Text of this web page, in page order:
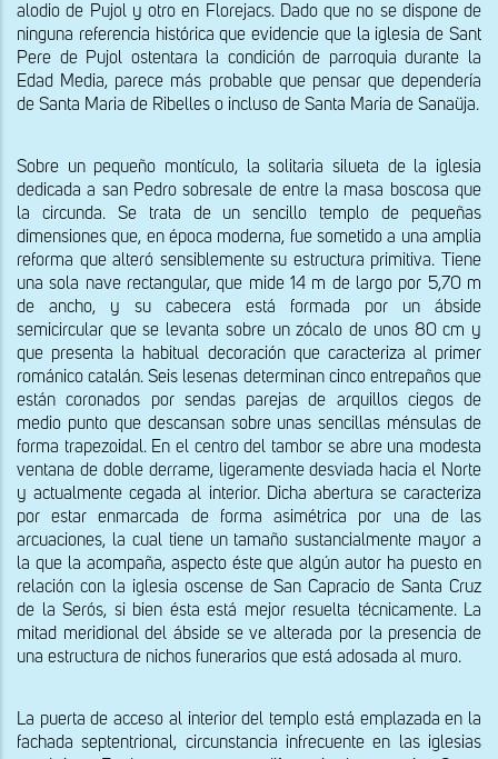
alodio de Pujol y otro en Florejacs. Dado que no se dispone de
ninguna referencia histórica que evidencie que la iglesia de Sant
Pere de Pujol ostentara la condición de parroquia durante la
Edad Media, parece más probable que pensar que dependería
de Santa Maria de Ribelles o incluso de Santa Maria de Sanaüja.
Sobre un pequeño montículo, la solitaria silueta de la iglesia
dedicada a san Pedro sobresale de entre la masa boscosa que
la circunda. Se trata de un sencillo templo de pequeñas
dimensiones que, en época moderna, fue sometido a una amplia
reforma que alteró sensiblemente su estructura primitiva. Tiene
una sola nave rectangular, que mide 14 m de largo por 5,70 m
de ancho, y su cabecera está formada por un ábside
semicircular que se levanta sobre un zócalo de unos 80 cm y
que presenta la habitual decoración que caracteriza al primer
románico catalán. Seis lesenas determinan cinco entrepaños que
están coronados por sendas parejas de arquillos ciegos de
medio punto que descansan sobre unas sencillas ménsulas de
forma trapezoidal. En el centro del tambor se abre una modesta
ventana de doble derrame, ligeramente desviada hacia el Norte
y actualmente cegada al interior. Dicha abertura se caracteriza
por estar enmarcada de forma asimétrica por una de las
arcuaciones, la cual tiene un tamaño sustancialmente mayor a
la que la acompaña, aspecto éste que algún autor ha puesto en
relación con la iglesia oscense de San Capracio de Santa Cruz
de la Serós, si bien ésta está mejor resuelta técnicamente. La
mitad meridional del ábside se ve alterada por la presencia de
una estructura de nichos funerarios que está adosada al muro.
La puerta de acceso al interior del templo está emplazada en la
fachada septentrional, circunstancia infrecuente en las iglesias